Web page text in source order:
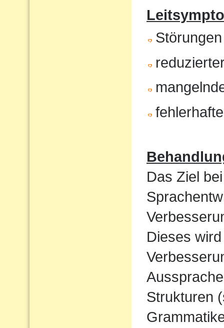
Das Ziel
Dieses
Strukturen